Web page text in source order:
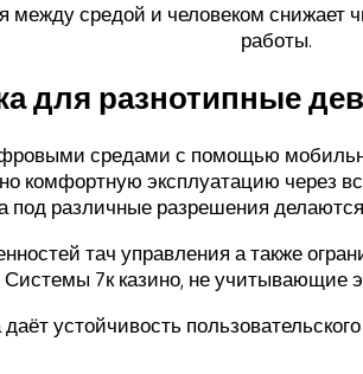
между средой и человеком снижает
работы.
для разнотипные
средами с помощью
комфортную эксплуатацию через
под различные разрешения
тач управления а также
Системы 7к казино, не
устойчивость